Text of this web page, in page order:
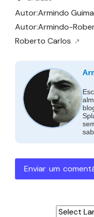
Autor:Armindo
Autor:Armindo-
Roberto Carlos
Enviar um